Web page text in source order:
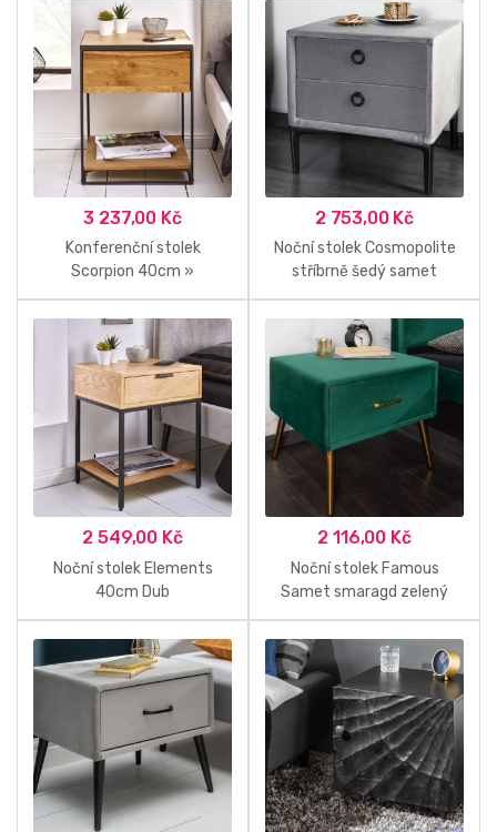
3 237,00 Kč
Konferenční stolek
Scorpion 40cm »
2 753,00 Kč
Noční stolek Cosmopolite
stříbrně šedý samet
2 549,00 Kč
Noční stolek Elements
40cm Dub
2 116,00 Kč
Noční stolek Famous
Samet smaragd zelený